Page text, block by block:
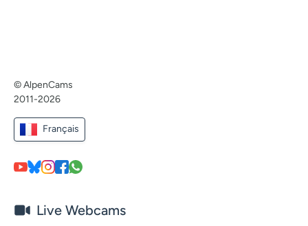
© AlpenCams
2011-2026
Français
Live Webcams